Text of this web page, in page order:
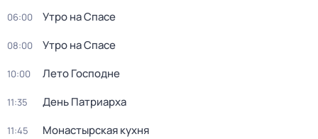
06:00 Утро на Спасе
08:00 Утро на Спасе
10:00 Лето Господне
11:35 День Патриарха
11:45 Монастырская кухня